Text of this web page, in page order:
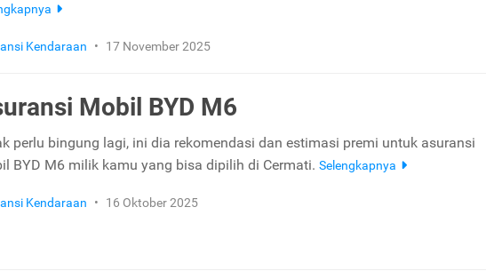
Kendaraan • 17 November 2025
Mobil BYD M6
perlu bingung lagi, ini dia rekomendasi dan estimasi premi untuk asuransi
BYD M6 milik kamu yang bisa dipilih di Cermati. Selengkapnya
Kendaraan • 16 Oktober 2025